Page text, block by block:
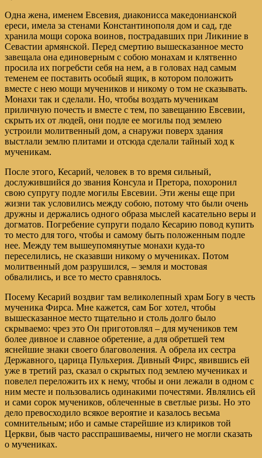
Одна жена, именем Евсевия, диаконисса македонианской
ереси, имела за стенами Константинополя дом и сад, где
хранила мощи сорока воинов, пострадавших при Ликиние в
Севастии армянской. Перед смертию вышесказанное место
завещала она единоверным с собою монахам и клятвенно
просила их погребсти себя на нем, а в головах над самым
теменем ее поставить особый ящик, в котором положить
вместе с нею мощи мучеников и никому о том не сказывать.
Монахи так и сделали. Но, чтобы воздать мученикам
приличную почесть и вместе с тем, по завещанию Евсевии,
скрыть их от людей, они подле ее могилы под землею
устроили молитвенный дом, а снаружи поверх здания
выстлали землю плитами и отсюда сделали тайный ход к
мученикам.
После этого, Кесарий, человек в то время сильный,
дослужившийся до звания Консула и Претора, похоронил
свою супругу подле могилы Евсевии. Эти жены еще при
жизни так условились между собою, потому что были очень
дружны и держались одного образа мыслей касательно веры и
догматов. Погребение супруги подало Кесарию повод купить
то место для того, чтобы и самому быть положенным подле
нее. Между тем вышеупомянутые монахи куда-то
переселились, не сказавши никому о мучениках. Потом
молитвенный дом разрушился, – земля и мостовая
обвалились, и все то место сравнялось.
Посему Кесарий воздвиг там великолепный храм Богу в честь
мученика Фирса. Мне кажется, сам Бог хотел, чтобы
вышесказанное место тщательно и столь долго было
скрываемо: чрез это Он приготовлял – для мучеников тем
более дивное и славное обретение, а для обретшей тем
яснейшие знаки своего благоволения. А обрела их сестра
Державного, царица Пульхерия. Дивный Фирс, явившись ей
уже в третий раз, сказал о скрытых под землею мучениках и
повелел переложить их к нему, чтобы и они лежали в одном с
ним месте и пользовались одинакими почестями. Являлись ей
и сами сорок мучеников, облеченные в светлые ризы. Но это
дело превосходило всякое вероятие и казалось весьма
сомнительным; ибо и самые старейшие из клириков той
Церкви, быв часто расспрашиваемы, ничего не могли сказать
о мучениках.